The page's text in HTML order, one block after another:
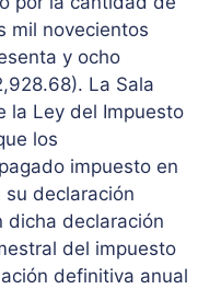
mil novecientos
y ocho
La Sala
la Ley del Impuesto
los
impuesto en
su declaración
dicha declaración
del impuesto
definitiva anual